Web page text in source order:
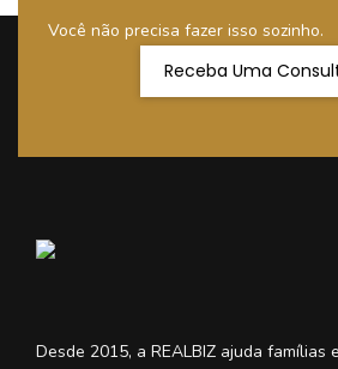
Você não precisa fazer isso sozinho.
Receba Uma
Desde 2015, a REALBIZ ajuda famílias